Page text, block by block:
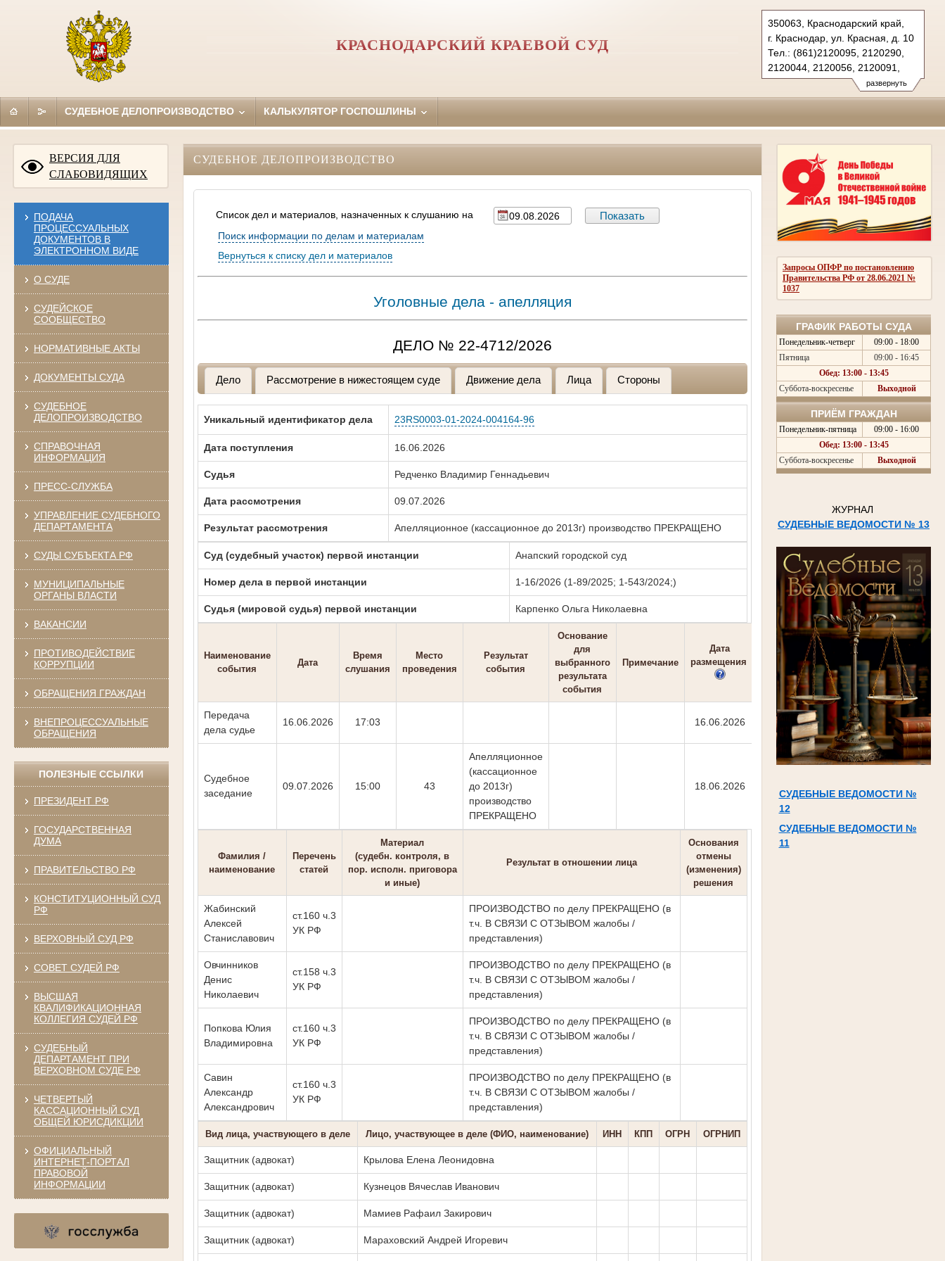
развернуть
350063, Краснодарский край,
г. Краснодар, ул. Красная, д. 10
Тел.: (861)2120095, 2120290,
2120044, 2120056, 2120091,
2683150(ф.)
kubansud@sudrf.ru
КРАСНОДАРСКИЙ КРАЕВОЙ СУД
СУДЕБНОЕ ДЕЛОПРОИЗВОДСТВО КАЛЬКУЛЯТОР ГОСПОШЛИНЫ
ВЕРСИЯ ДЛЯ
СЛАБОВИДЯЩИХ
ПОДАЧА
ПРОЦЕССУАЛЬНЫХ
ДОКУМЕНТОВ В
ЭЛЕКТРОННОМ ВИДЕ
О СУДЕ
СУДЕЙСКОЕ
СООБЩЕСТВО
НОРМАТИВНЫЕ АКТЫ
ДОКУМЕНТЫ СУДА
СУДЕБНОЕ
ДЕЛОПРОИЗВОДСТВО
СПРАВОЧНАЯ
ИНФОРМАЦИЯ
ПРЕСС-СЛУЖБА
УПРАВЛЕНИЕ СУДЕБНОГО
ДЕПАРТАМЕНТА
СУДЫ СУБЪЕКТА РФ
МУНИЦИПАЛЬНЫЕ
ОРГАНЫ ВЛАСТИ
ВАКАНСИИ
ПРОТИВОДЕЙСТВИЕ
КОРРУПЦИИ
ОБРАЩЕНИЯ ГРАЖДАН
ВНЕПРОЦЕССУАЛЬНЫЕ
ОБРАЩЕНИЯ
ПОЛЕЗНЫЕ ССЫЛКИ
ПРЕЗИДЕНТ РФ
ГОСУДАРСТВЕННАЯ
ДУМА
ПРАВИТЕЛЬСТВО РФ
КОНСТИТУЦИОННЫЙ СУД
РФ
ВЕРХОВНЫЙ СУД РФ
СОВЕТ СУДЕЙ РФ
ВЫСШАЯ
КВАЛИФИКАЦИОННАЯ
КОЛЛЕГИЯ СУДЕЙ РФ
СУДЕБНЫЙ
ДЕПАРТАМЕНТ ПРИ
ВЕРХОВНОМ СУДЕ РФ
ЧЕТВЕРТЫЙ
КАССАЦИОННЫЙ СУД
ОБЩЕЙ ЮРИСДИКЦИИ
ОФИЦИАЛЬНЫЙ
ИНТЕРНЕТ-ПОРТАЛ
ПРАВОВОЙ
ИНФОРМАЦИИ
Запросы ОПФР по постановлению
Правительства РФ от 28.06.2021 №
1037
ГРАФИК РАБОТЫ СУДА
Понедельник-четверг
09:00 - 18:00
Пятница
09:00 - 16:45
Обед: 13:00 - 13:45
Суббота-воскресенье
Выходной
ПРИЁМ ГРАЖДАН
Понедельник-пятница
09:00 - 16:00
Обед: 13:00 - 13:45
Суббота-воскресенье
Выходной
ЖУРНАЛ
СУДЕБНЫЕ ВЕДОМОСТИ № 13
СУДЕБНЫЕ ВЕДОМОСТИ №
12
СУДЕБНЫЕ ВЕДОМОСТИ №
11
СУДЕБНОЕ ДЕЛОПРОИЗВОДСТВО
Список дел и материалов, назначенных к слушанию на
Поиск информации по делам и материалам
Вернуться к списку дел и материалов
Уголовные дела - апелляция
ДЕЛО № 22-4712/2026
Дело Рассмотрение в нижестоящем суде Движение дела Лица Стороны
Уникальный идентификатор дела 23RS0003-01-2024-004164-96
Дата поступления 16.06.2026
Судья Редченко Владимир Геннадьевич
Дата рассмотрения 09.07.2026
Результат рассмотрения Апелляционное (кассационное до 2013г) производство ПРЕКРАЩЕНО
Суд (судебный участок) первой инстанции Анапский городской суд
Номер дела в первой инстанции 1-16/2026 (1-89/2025; 1-543/2024;)
Судья (мировой судья) первой инстанции Карпенко Ольга Николаевна
Наименование
события
Дата
Время
слушания
Место
проведения
Результат
события
Основание
для
выбранного
результата
события
Примечание
Дата
размещения
Передача
дела судье
16.06.2026 17:03 16.06.2026
Судебное
заседание
09.07.2026 15:00 43
Апелляционное
(кассационное
до 2013г)
производство
ПРЕКРАЩЕНО
18.06.2026
Фамилия /
наименование
Перечень
статей
Материал
(судебн. контроля, в
пор. исполн. приговора
и иные)
Результат в отношении лица
Основания
отмены
(изменения)
решения
Жабинский
Алексей
Станиславович
ст.160 ч.3
УК РФ
ПРОИЗВОДСТВО по делу ПРЕКРАЩЕНО (в
т.ч. В СВЯЗИ С ОТЗЫВОМ жалобы /
представления)
Овчинников
Денис
Николаевич
ст.158 ч.3
УК РФ
ПРОИЗВОДСТВО по делу ПРЕКРАЩЕНО (в
т.ч. В СВЯЗИ С ОТЗЫВОМ жалобы /
представления)
Попкова Юлия
Владимировна
ст.160 ч.3
УК РФ
ПРОИЗВОДСТВО по делу ПРЕКРАЩЕНО (в
т.ч. В СВЯЗИ С ОТЗЫВОМ жалобы /
представления)
Савин
Александр
Александрович
ст.160 ч.3
УК РФ
ПРОИЗВОДСТВО по делу ПРЕКРАЩЕНО (в
т.ч. В СВЯЗИ С ОТЗЫВОМ жалобы /
представления)
Вид лица, участвующего в деле Лицо, участвующее в деле (ФИО, наименование) ИНН КПП ОГРН ОГРНИП
Защитник (адвокат) Крылова Елена Леонидовна
Защитник (адвокат) Кузнецов Вячеслав Иванович
Защитник (адвокат) Мамиев Рафаил Закирович
Защитник (адвокат) Мараховский Андрей Игоревич